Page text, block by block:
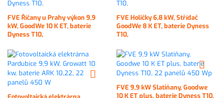
FVE Říčany u Prahy výkon 9,9
kW, GoodWe 10 K ET, baterie
Dyness T10,
FVE Holičky 6,8 kW, Střídač
GoodWe 8 K ET, baterie Dyness
T10,
FVE 9,9 kW Slatiňany, Goodwe
10 K ET plus, baterie Dyness T10,